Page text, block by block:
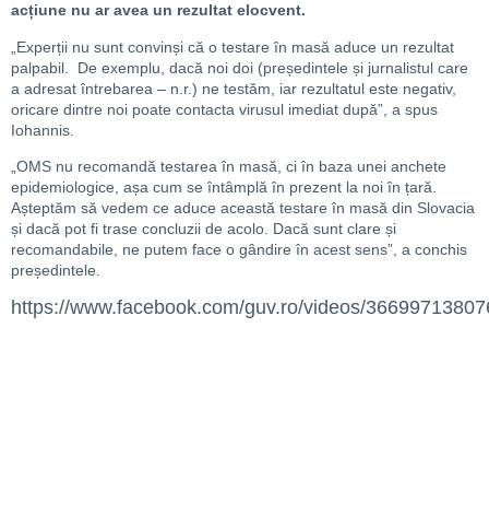
acțiune nu ar avea un rezultat elocvent.
„Experții nu sunt convinși că o testare în masă aduce un rezultat
palpabil. De exemplu, dacă noi doi (președintele și jurnalistul care
a adresat întrebarea – n.r.) ne testăm, iar rezultatul este negativ,
oricare dintre noi poate contacta virusul imediat după”, a spus
Iohannis.
„OMS nu recomandă testarea în masă, ci în baza unei anchete
epidemiologice, așa cum se întâmplă în prezent la noi în țară.
Așteptăm să vedem ce aduce această testare în masă din Slovacia
și dacă pot fi trase concluzii de acolo. Dacă sunt clare și
recomandabile, ne putem face o gândire în acest sens”, a conchis
președintele.
https://www.facebook.com/guv.ro/videos/